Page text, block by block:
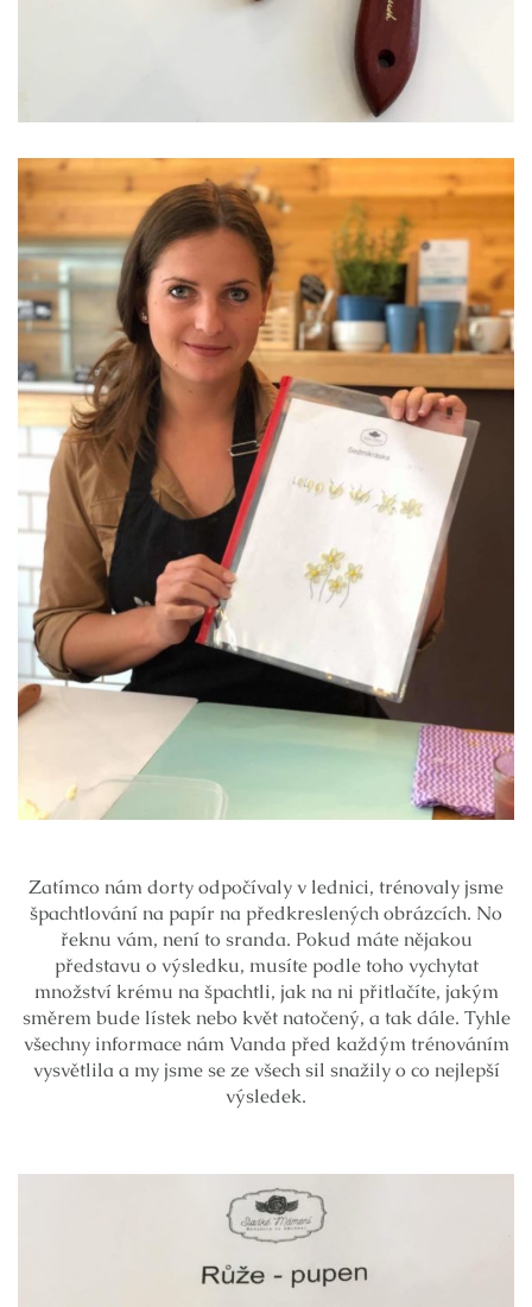
Zatímco nám dorty odpočívaly v lednici, trénovaly jsme
špachtlování na papír na předkreslených obrázcích. No
řeknu vám, není to sranda. Pokud máte nějakou
představu o výsledku, musíte podle toho vychytat
množství krému na špachtli, jak na ni přitlačíte, jakým
směrem bude lístek nebo květ natočený, a tak dále. Tyhle
všechny informace nám Vanda před každým trénováním
vysvětlila a my jsme se ze všech sil snažily o co nejlepší
výsledek.